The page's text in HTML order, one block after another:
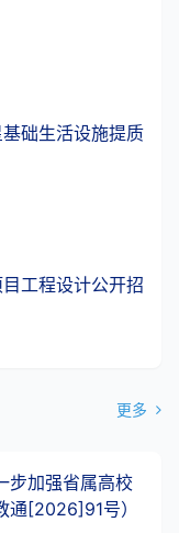
础生活设施提质
工程设计公开招
更多
步加强省属高校
通[2026]91号）